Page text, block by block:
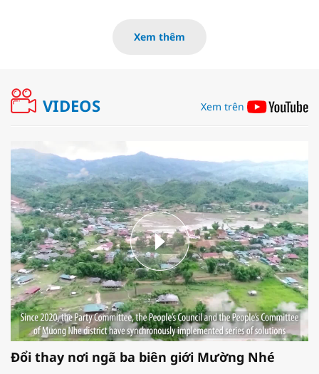
Xem thêm
VIDEOS Xem trên
Đổi thay nơi ngã ba biên giới Mường Nhé